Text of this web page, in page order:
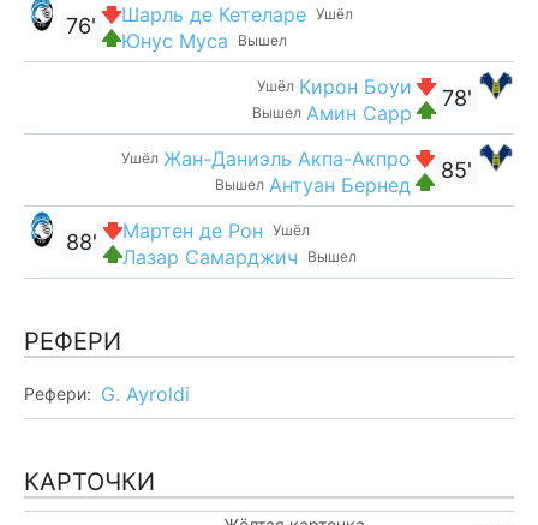
Ушёл
Шарль де Кетеларе
Вышел
Юнус Муса
76'
78'
Ушёл Кирон Боуи
Вышел Амин Сарр
85'
Ушёл Жан-Даниэль Акпа-Акпро
Вышел Антуан Бернед
Ушёл
Мартен де Рон
Вышел
Лазар Самарджич
88'
РЕФЕРИ
Рефери: G. Ayroldi
КАРТОЧКИ